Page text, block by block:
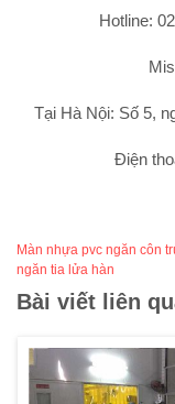
Hotline:
Tại Hà Nội: Số 5,
Điện
Màn nhựa pvc ngăn côn
ngăn tia lửa hàn
Bài viết liên